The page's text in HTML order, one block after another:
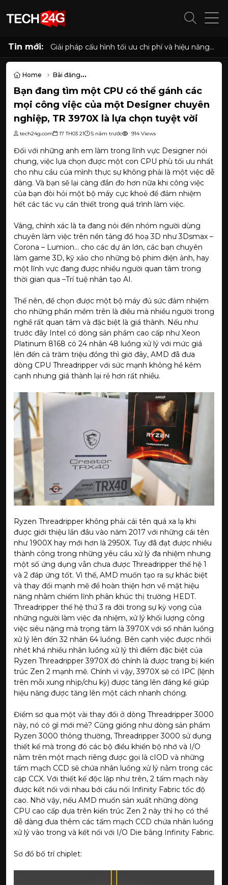
Tin mới:
Cấu hình PC "quốc dân" cho học tập, làm việc
và giải trí với Ryzen 5 5500 và RX 6500 XT
Home
Bài đăng
Bạn đang tìm một CPU có thể gánh các mọi công việc của một
Bạn đang tìm một CPU có thể gánh các
mọi công việc của một Designer chuyên
nghiệp, TR 3970X là lựa chọn tuyệt vời
tech24g.com 17 TH03 21 5 năm trước 914 Views
Đối với những anh em làm trong lĩnh vực Designer nói
chung, việc lựa chọn được một con CPU phù tối ưu nhất
cho nhu cầu của mình thực sự không phải là một việc dễ
dàng. Và bạn sẽ lại càng đắn đo hơn nữa khi công việc
của bạn đòi hỏi một bộ máy cực khoẻ để đảm nhiệm
hết các tác vụ cần thiết trong quá trình làm việc.
Vâng, chính xác là ta đang nói đến nhóm người dùng
chuyên làm việc trên nền tảng đồ hoạ 3D như 3Dsmax –
Corona – Lumion… cho các dự án lớn, các bạn chuyên
làm game 3D, kỹ xảo cho những bộ phim điện ảnh, hay
một lĩnh vực đang được nhiều người quan tâm trong
thời gian qua –Trí tuệ nhân tạo AI.
Thế nên, để chọn được một bộ máy đủ sức đảm nhiệm
cho những phần mềm trên là điều mà nhiều người trong
nghề rất quan tâm và đặc biệt là giá thành. Nếu như
trước đây Intel có dòng sản phẩm cao cấp như Xeon
Platinum 8168 có 24 nhân 48 luồng xử lý với mức giá
lên đến cả trăm triệu đồng thì giờ đây, AMD đã đưa
dòng CPU Threadripper với sức mạnh không hề kém
cạnh nhưng giá thành lại rẻ hơn rất nhiều.
Ryzen Threadripper không phải cái tên quá xa lạ khi
được giới thiệu lần đầu vào năm 2017 với những cái tên
như 1900X hay mới hơn là 2950X. Tuy đã đạt được nhiều
thành công trong những yêu cầu xử lý đa nhiệm nhưng
một số ứng dụng vẫn chưa được Threadripper thế hệ 1
và 2 đáp ứng tốt. Vì thế, AMD muốn tạo ra sự khác biệt
và thay đổi mạnh mẽ để hoàn thiện hơn về mặt hiệu
năng nhằm chiếm lĩnh phân khúc thị trường HEDT.
Threadripper thế hệ thứ 3 ra đời trong sự kỳ vọng của
những người làm việc đa nhiệm, xử lý khối lượng công
việc siêu nặng mà trọng tâm là 3970X với số nhân luồng
xử lý lên đến 32 nhân 64 luồng. Bên cạnh việc được nhồi
nhét khá nhiều nhân luồng xử lý thì điểm đặc biệt của
Ryzen Threadripper 3970X đó chính là được trang bị kiến
trúc Zen 2 mạnh mẽ. Chính vì vậy, 3970X sẽ có IPC (lệnh
trên mỗi xung nhịp/chu kỳ) được tăng lên đáng kể giúp
hiệu năng được tăng lên một cách nhanh chóng.
Điểm sơ qua một vài thay đổi ở dòng Threadripper 3000
này, nó có gì mới mẻ? Cũng giống như dòng sản phẩm
Ryzen 3000 thông thường, Threadripper 3000 sử dụng
thiết kế mà trong đó các bộ điều khiển bộ nhớ và I/O
nằm trên một mạch riêng được gọi là cIOD và những
tấm mạch CCD sẽ chứa nhân luồng xử lý nằm trong các
cặp CCX. Với thiết kế độc lập như trên, 2 tấm mạch này
được kết nối với nhau bởi cầu nối Infinity Fabric tốc độ
cao. Nhờ vậy, nếu AMD muốn sản xuất những dòng
CPU cao cấp dựa trên kiến trúc Zen 2 này thì họ có thể
dễ dàng đưa thêm các tấm mạch CCD chứa nhân luồng
xử lý vào trong và kết nối với I/O Die bằng Infinity Fabric.
Sơ đồ bố trí chiplet: